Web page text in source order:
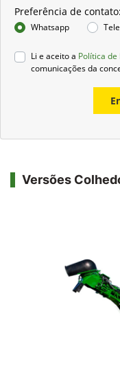
Preferência de contato:
Whatsapp
Li e aceito a Política de
comunicações da
Versões